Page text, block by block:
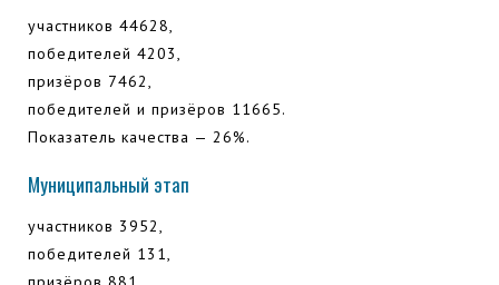
участников 44628,
победителей 4203,
призёров 7462,
победителей и призёров 11665.
Показатель качества — 26%.
Муниципальный этап
участников 3952,
победителей 131,